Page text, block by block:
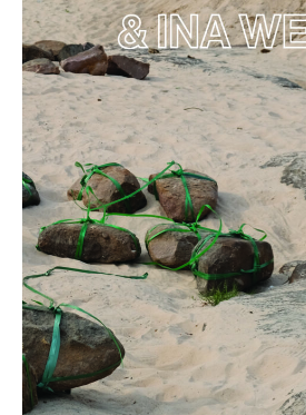
KONTAKTE
ZENTRALWERK E.V.
GENOSSENSCHAFT
MIETER:INNEN
DER ORT UND SEINE GESCHICHTE
UNSER POLITISCHES
NACHHALTIGKEIT UND
WE ARE MEMBERS OF TRANS
BAUTAGEBUCH